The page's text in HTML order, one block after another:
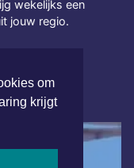
om
krijgt
wekelijks een
jouw regio.